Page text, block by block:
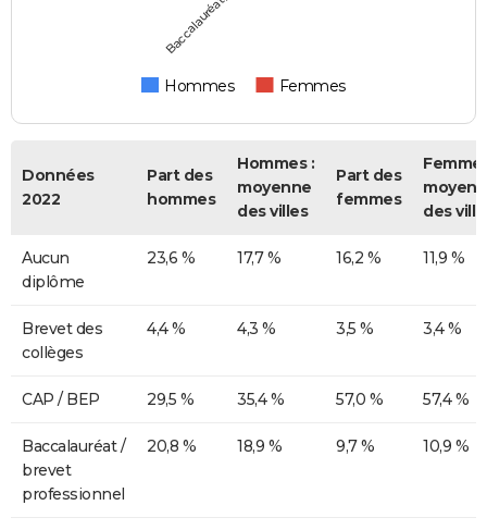
Hommes Femmes
Données
2022
Part des
hommes
Hommes :
moyenne
des villes
Part des
femmes
des
Aucun
diplôme
23,6 % 17,7 % 16,2 % 11,9 %
Brevet des
collèges
4,4 % 4,3 % 3,5 % 3,4 %
CAP / BEP 29,5 % 35,4 % 57,0 % 57,4 %
Baccalauréat /
brevet
professionnel
20,8 % 18,9 % 9,7 % 10,9 %